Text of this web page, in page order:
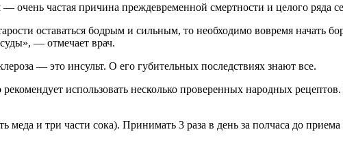
— очень частая причина преждевременной смертности и целого ряда
оставаться бодрым и сильным, то необходимо вовремя начать
— отмечает врач.
— это инсульт. О его губительных последствиях знают все.
использовать несколько проверенных народных
меда и три части сока). Принимать 3 раза в день за полчаса до